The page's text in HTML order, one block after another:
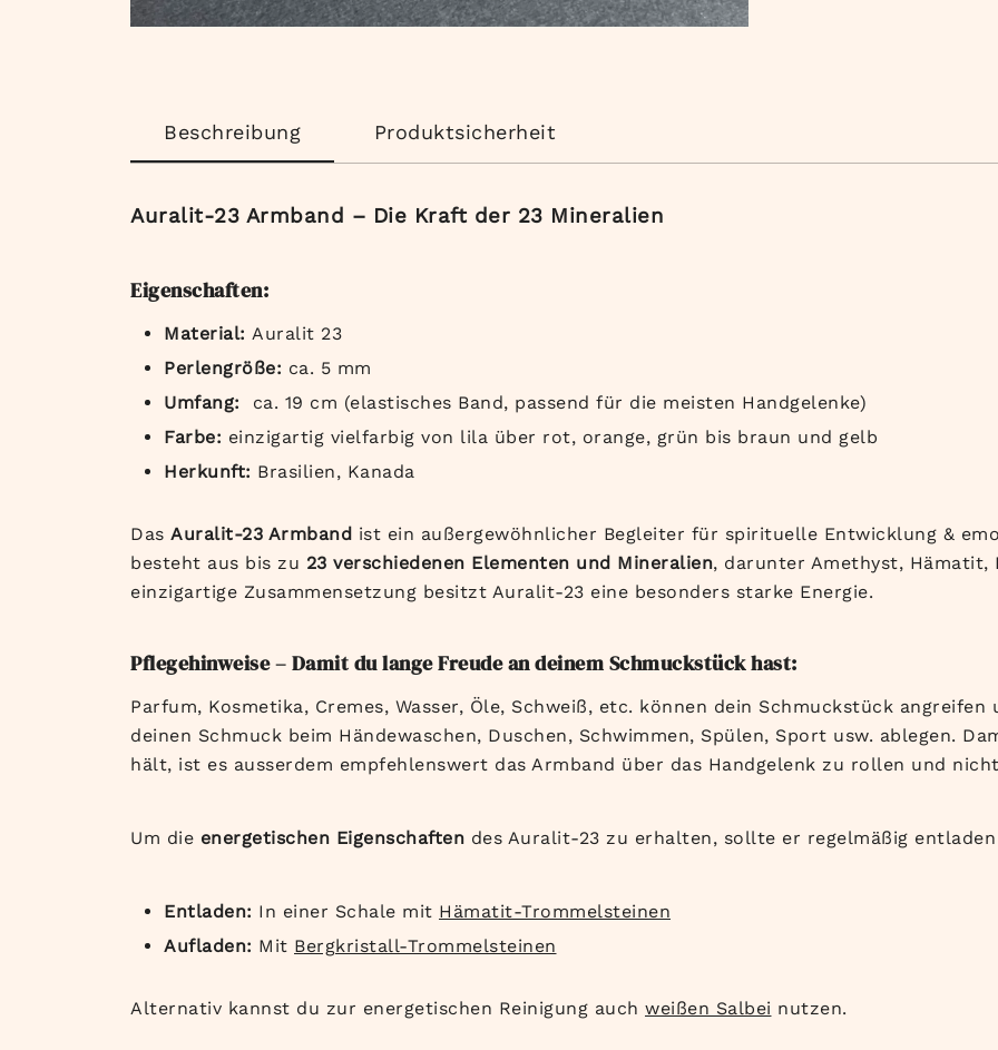
Beschreibung Produktsicherheit
Auralit-23 Armband – Die Kraft der 23 Mineralien
Eigenschaften:
Material: Auralit 23
Perlengröße: ca. 5 mm
Umfang: ca. 19 cm (elastisches Band, passend für die meisten Handgelenke)
Farbe: einzigartig vielfarbig von lila über rot, orange, grün bis braun und gelb
Herkunft: Brasilien, Kanada
Das Auralit-23 Armband ist ein außergewöhnlicher Begleiter für spirituelle Entwicklung &
besteht aus bis zu 23 verschiedenen Elementen und Mineralien, darunter Amethyst, Hämatit,
einzigartige Zusammensetzung besitzt Auralit-23 eine besonders starke Energie.
Pflegehinweise – Damit du lange Freude an deinem Schmuckstück hast:
Parfum, Kosmetika, Cremes, Wasser, Öle, Schweiß, etc. können dein Schmuckstück
deinen Schmuck beim Händewaschen, Duschen, Schwimmen, Spülen, Sport usw. ablegen.
hält, ist es ausserdem empfehlenswert das Armband über das Handgelenk zu rollen und
Um die energetischen Eigenschaften des Auralit-23 zu erhalten, sollte er regelmäßig
Entladen: In einer Schale mit Hämatit-Trommelsteinen
Aufladen: Mit Bergkristall-Trommelsteinen
Alternativ kannst du zur energetischen Reinigung auch weißen Salbei nutzen.